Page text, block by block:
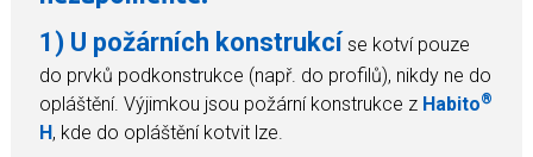
1) U požárních konstrukcí se kotví pouze
do prvků podkonstrukce (např. do profilů), nikdy ne do
opláštění. Výjimkou jsou požární konstrukce z Habito®
H, kde do opláštění kotvit lze.